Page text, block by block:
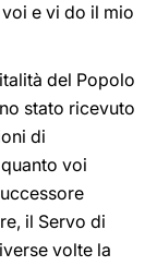
e vi do il mio
del Popolo
stato ricevuto
di
voi
il Servo di
volte la